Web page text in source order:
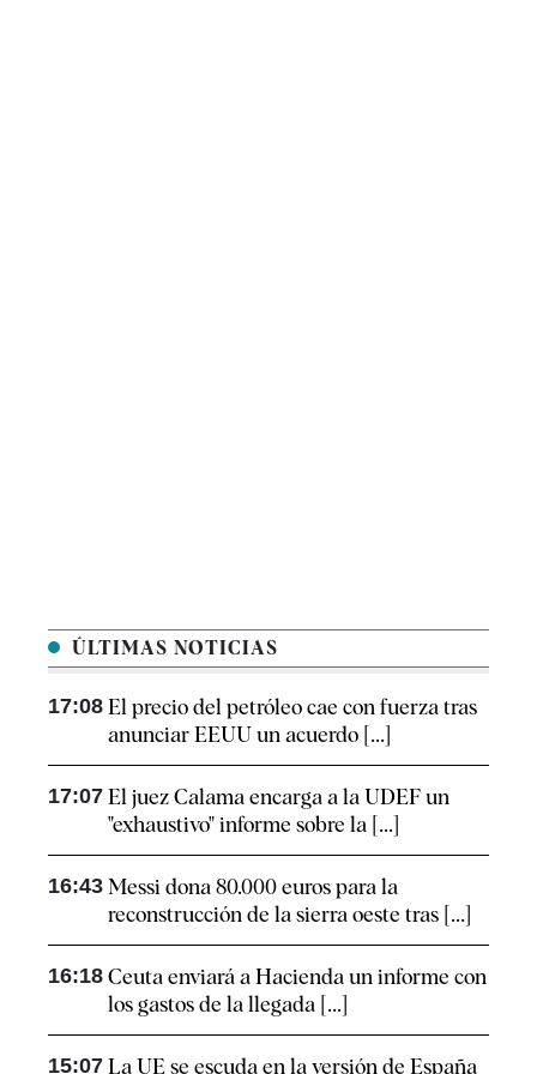
ÚLTIMAS NOTICIAS
17:08 El precio del petróleo cae con fuerza tras
anunciar EEUU un acuerdo [...]
17:07 El juez Calama encarga a la UDEF un
"exhaustivo" informe sobre la [...]
16:43 Messi dona 80.000 euros para la
reconstrucción de la sierra oeste tras [...]
16:18 Ceuta enviará a Hacienda un informe con
los gastos de la llegada [...]
15:07 La UE se escuda en la versión de España